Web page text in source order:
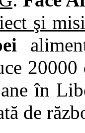
şi
în
de